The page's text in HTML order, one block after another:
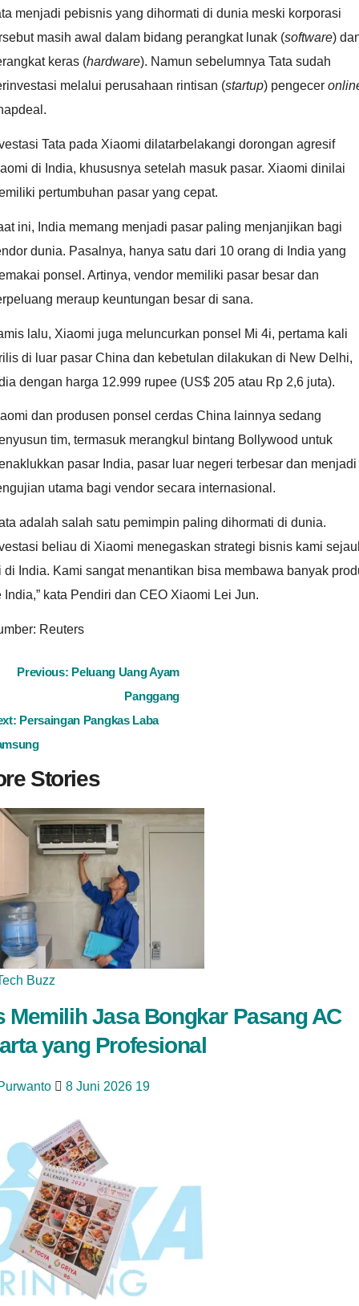
menjadi pebisnis yang dihormati di dunia meski korporasi
masih awal dalam bidang perangkat lunak (software)
keras (hardware). Namun sebelumnya Tata sudah
melalui perusahaan rintisan (startup) pengecer
Tata pada Xiaomi dilatarbelakangi dorongan agresif
di India, khususnya setelah masuk pasar. Xiaomi dinilai
pertumbuhan pasar yang cepat.
ini, India memang menjadi pasar paling menjanjikan bagi
dunia. Pasalnya, hanya satu dari 10 orang di India yang
ponsel. Artinya, vendor memiliki pasar besar dan
meraup keuntungan besar di sana.
lalu, Xiaomi juga meluncurkan ponsel Mi 4i, pertama kali
di luar pasar China dan kebetulan dilakukan di New Delhi,
dengan harga 12.999 rupee (US$ 205 atau Rp 2,6 juta).
dan produsen ponsel cerdas China lainnya sedang
tim, termasuk merangkul bintang Bollywood untuk
pasar India, pasar luar negeri terbesar dan menjadi
utama bagi vendor secara internasional.
adalah salah satu pemimpin paling dihormati di dunia.
beliau di Xiaomi menegaskan strategi bisnis kami
di India. Kami sangat menantikan bisa membawa banyak
India,” kata Pendiri dan CEO Xiaomi Lei Jun.
Reuters
Previous: Peluang Uang Ayam
Panggang
Persaingan Pangkas Laba
Stories
Buzz
Memilih Jasa Bongkar Pasang AC
yang Profesional
8 Juni 2026 19